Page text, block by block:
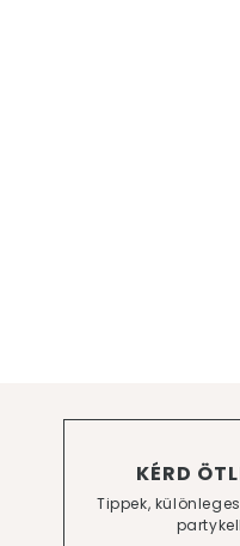
KÉRD
Tippek,